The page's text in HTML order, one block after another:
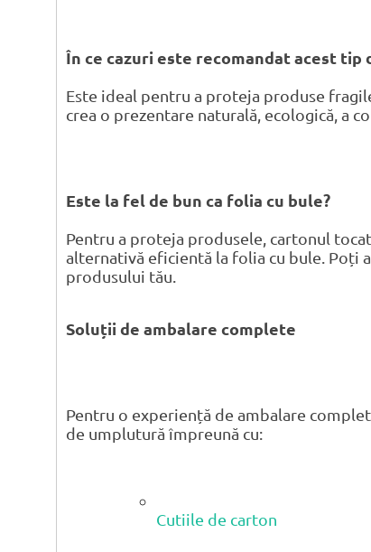
În ce cazuri este recomandat acest tip
Este ideal pentru a proteja produse
crea o prezentare naturală, ecologică, a
Este la fel de bun ca folia cu bule?
Pentru a proteja produsele, cartonul
alternativă eficientă la folia cu bule. Poți
produsului tău.
Soluții de ambalare complete
Pentru o experiență de ambalare
de umplutură împreună cu:
Cutiile de carton